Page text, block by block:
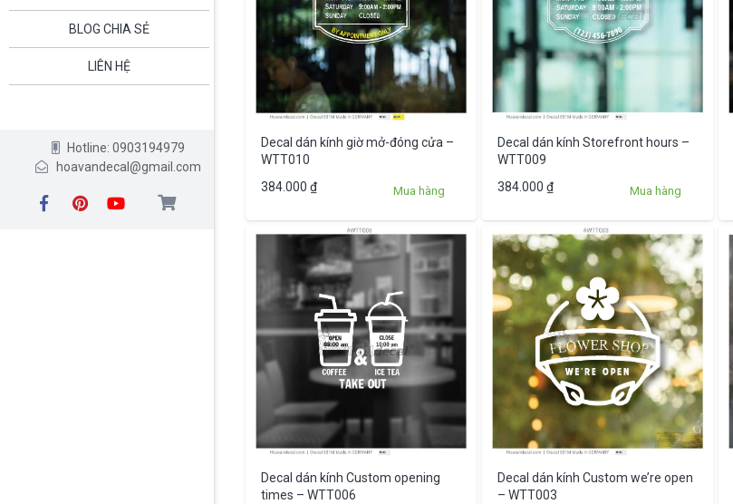
BLOG CHIA SẺ
LIÊN HỆ
Hotline: 0903194979
hoavandecal@gmail.com
Decal dán kính giờ mở-đóng cửa –
WTT010
384.000 ₫ Mua hàng
Decal dán kính Storefront hours –
WTT009
384.000 ₫ Mua hàng
Decal dán kính Custom opening
times – WTT006
Decal dán kính Custom we’re open
– WTT003